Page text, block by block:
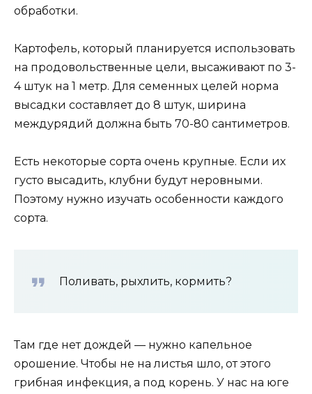
обработки.
Картофель, который планируется использовать
на продовольственные цели, высаживают по 3-
4 штук на 1 метр. Для семенных целей норма
высадки составляет до 8 штук, ширина
междурядий должна быть 70-80 сантиметров.
Есть некоторые сорта очень крупные. Если их
густо высадить, клубни будут неровными.
Поэтому нужно изучать особенности каждого
сорта.
Поливать, рыхлить, кормить?
Там где нет дождей — нужно капельное
орошение. Чтобы не на листья шло, от этого
грибная инфекция, а под корень. У нас на юге